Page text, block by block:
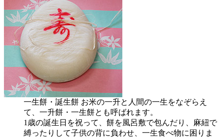
一生餅・誕生餅 お米の一升と人間の一生をなぞらえ
て、一升餅・一生餅とも呼ばれます。
1歳の誕生日を祝って、餅を風呂敷で包んだり、麻紐で
縛ったりして子供の背に負わせ、一生食べ物に困りま